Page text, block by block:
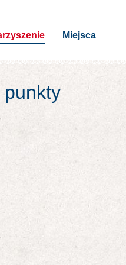
Miejsca